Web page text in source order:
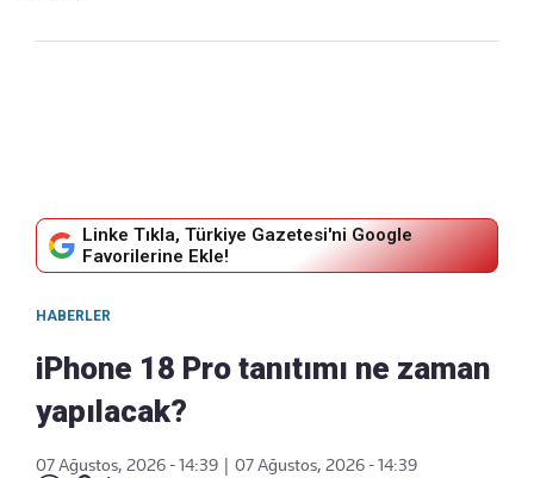
Linke Tıkla, Türkiye Gazetesi'ni Google
Favorilerine Ekle!
HABERLER
iPhone 18 Pro tanıtımı ne zaman
yapılacak?
07 Ağustos, 2026 - 14:39
07 Ağustos, 2026 - 14:39